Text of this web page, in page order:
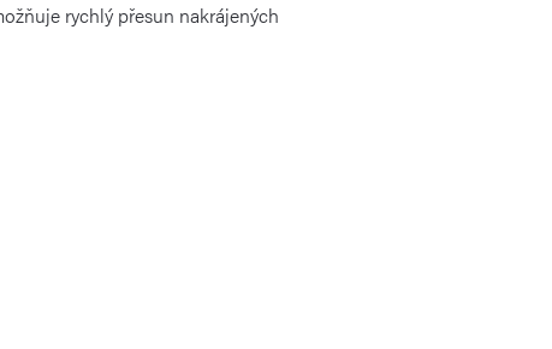
rychlý přesun nakrájených